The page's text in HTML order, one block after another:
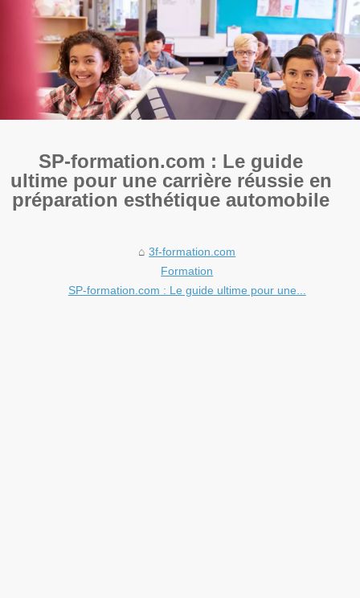
SP-formation.com : Le guide
ultime pour une carrière réussie en
préparation esthétique automobile
3f-formation.com
Formation
SP-formation.com : Le guide ultime pour une...